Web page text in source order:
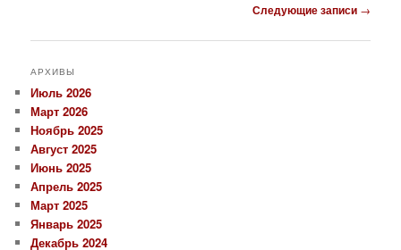
записям
Следующие записи →
АРХИВЫ
Июль 2026
Март 2026
Ноябрь 2025
Август 2025
Июнь 2025
Апрель 2025
Март 2025
Январь 2025
Декабрь 2024